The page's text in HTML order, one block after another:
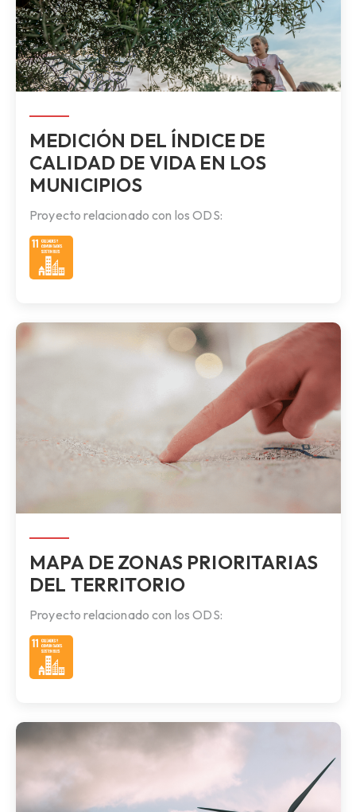
MEDICIÓN DEL ÍNDICE DE
CALIDAD DE VIDA EN LOS
MUNICIPIOS
Proyecto relacionado con los ODS:
MAPA DE ZONAS PRIORITARIAS
DEL TERRITORIO
Proyecto relacionado con los ODS: